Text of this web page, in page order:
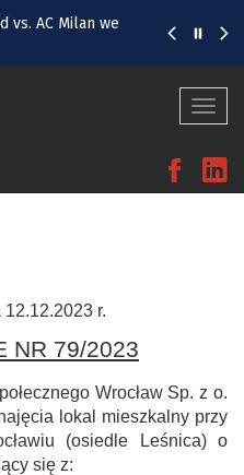
vs. AC Milan we
O której godzinie?
12.12.2023 r.
NR 79/2023
Wrocław Sp. z o.
lokal mieszkalny przy
(osiedle Leśnica) o
się z: